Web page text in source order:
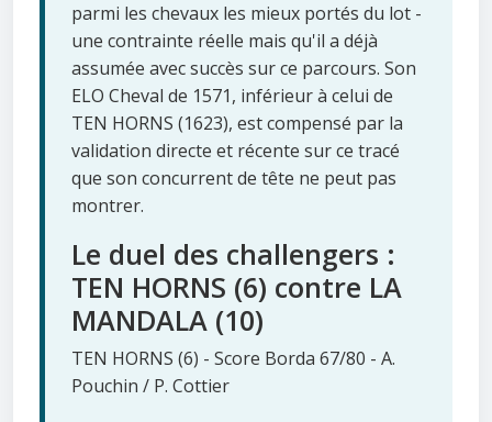
parmi les chevaux les mieux portés du lot -
une contrainte réelle mais qu'il a déjà
assumée avec succès sur ce parcours. Son
ELO Cheval de 1571, inférieur à celui de
TEN HORNS (1623), est compensé par la
validation directe et récente sur ce tracé
que son concurrent de tête ne peut pas
montrer.
Le duel des challengers :
TEN HORNS (6) contre LA
MANDALA (10)
TEN HORNS (6) - Score Borda 67/80 - A.
Pouchin / P. Cottier